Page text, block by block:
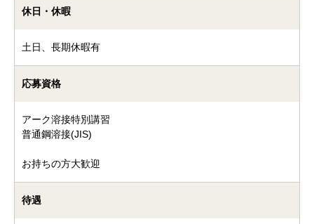
休日・休暇
土日、長期休暇有
応募資格
アーク溶接特別講習
普通鋼溶接(JIS)
お持ちの方大歓迎
待遇